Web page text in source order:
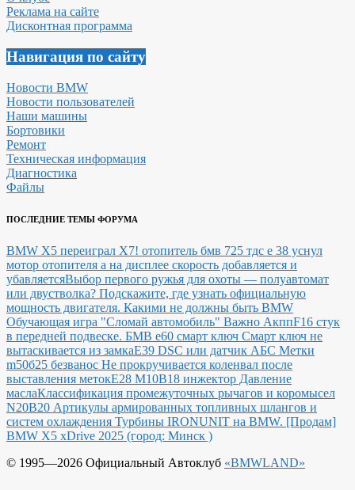
Реклама на сайте
Дисконтная программа
Навигация по сайту
Новости BMW
Новости пользователей
Наши машины
Бортовики
Ремонт
Техническая информация
Диагностика
Файлы
ПОСЛЕДНИЕ ТЕМЫ ФОРУМА
BMW X5 переиграл X7! отопитель бмв 725 тдс е 38 уснул
мотор отопителя а на дисплее скорость добавляется и
убавляетсяВыбор первого ружья для охоты — полуавтомат
или двустволка? Подскажите, где узнать официальную
мощность двигателя. Какими не должны быть BMW
Обучающая игра "Сломай автомобиль" Важно АкппF16 стук
в передней подвеске. БМВ е60 смарт ключ Смарт ключ не
вытаскивается из замкаE39 DSC или датчик АБС Метки
m50б25 безванос Не прокручивается коленвал после
выставления метокЕ28 М10В18 инжектор Давление
маслаКлассификация промежуточных рычагов и коромысел
N20B20 Артикулы армированных топливных шлангов и
систем охлаждения Турбины IRONUNIT на BMW. [Продам]
BMW X5 xDrive 2025 (город: Минск )
© 1995—2026 Официальный Автоклуб «BMWLAND»